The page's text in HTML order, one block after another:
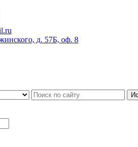
д. 57Б, оф. 8